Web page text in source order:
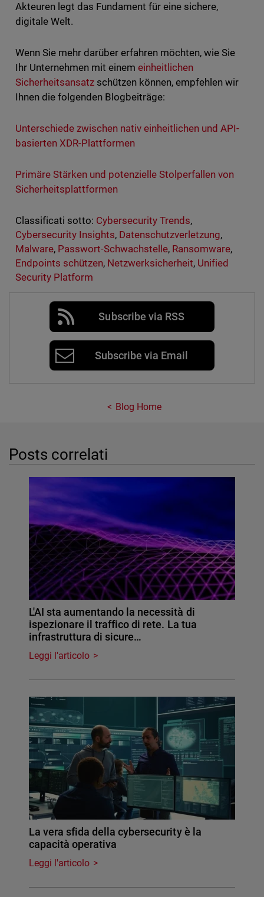
Akteuren legt das Fundament für eine sichere,
digitale Welt.
Wenn Sie mehr darüber erfahren möchten, wie Sie
Ihr Unternehmen mit einem einheitlichen
Sicherheitsansatzschützen können, empfehlen wir
Ihnen die folgenden Blogbeiträge:
Unterschiede zwischen nativ einheitlichen und API-
basierten XDR-Plattformen
Primäre Stärken und potenzielle Stolperfallen von
Sicherheitsplattformen
Classificati sotto: Cybersecurity Trends,
Cybersecurity Insights, Datenschutzverletzung,
Malware, Passwort-Schwachstelle, Ransomware,
Endpoints schützen, Netzwerksicherheit, Unified
Security Platform
Subscribe via RSS
Subscribe via Email
Blog Home
Posts correlati
L'AI sta aumentando la necessità di
ispezionare il traffico di rete. La tua
infrastruttura di sicure…
Leggi l'articolo
La vera sfida della cybersecurity è la
capacità operativa
Leggi l'articolo